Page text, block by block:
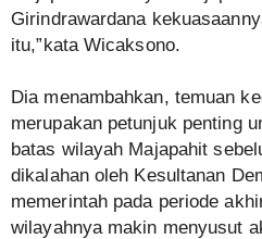
Girindrawardana
itu,”kata Wicaksono.
Dia menambahkan, temuan
merupakan petunjuk penting
batas wilayah Majapahit
dikalahan oleh Kesultanan
memerintah pada periode
wilayahnya makin menyusut